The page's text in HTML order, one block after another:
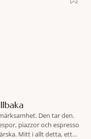
Den tar den.
piazzor och espresso
Mitt i allt detta, ett